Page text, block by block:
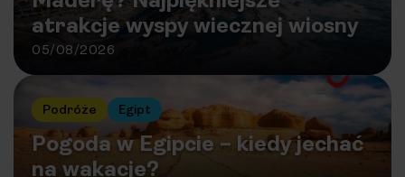
atrakcje wyspy wiecznej wiosny
05/08/2026
Podróże Egipt
Pogoda w Egipcie – kiedy jechać
na wakacje?